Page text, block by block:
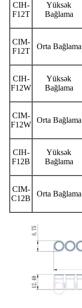
CIH-
F12T
Yüksək
Bağlama
CIM-
F12T
Orta Bağlama
CIH-
F12W
Yüksək
Bağlama
CIM-
F12W
Orta Bağlama
CIH-
F12B
Yüksək
Bağlama
CIM-
C12B
Orta Bağlama